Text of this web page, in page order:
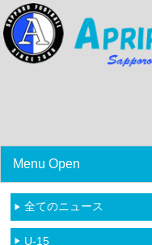
Menu Open
TOP
ニュース
全てのニュース
U-15